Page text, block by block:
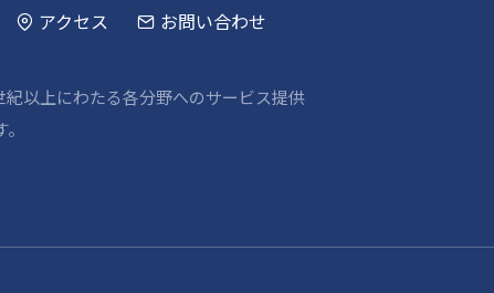
アクセス お問い合わせ
以上にわたる各分野へのサービス提供